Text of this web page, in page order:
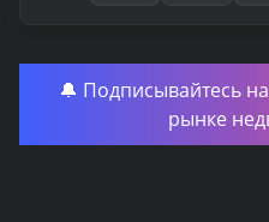
🔔 Подписывайтесь
рынке